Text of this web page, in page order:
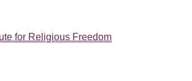
for Religious Freedom